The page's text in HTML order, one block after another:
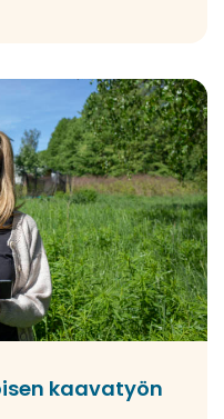
kaavatyön